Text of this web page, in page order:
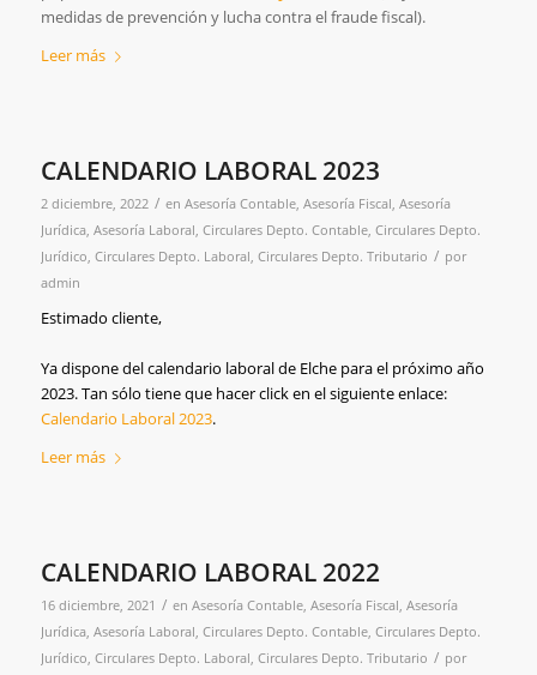
medidas de prevención y lucha contra el fraude fiscal).
Leer más
CALENDARIO LABORAL 2023
2 diciembre, 2022 / en Asesoría Contable, Asesoría Fiscal, Asesoría
Jurídica, Asesoría Laboral, Circulares Depto. Contable, Circulares Depto.
Jurídico, Circulares Depto. Laboral, Circulares Depto. Tributario / por
admin
Estimado cliente,
Ya dispone del calendario laboral de Elche para el próximo año
2023. Tan sólo tiene que hacer click en el siguiente enlace:
Calendario Laboral 2023.
Leer más
CALENDARIO LABORAL 2022
16 diciembre, 2021 / en Asesoría Contable, Asesoría Fiscal, Asesoría
Jurídica, Asesoría Laboral, Circulares Depto. Contable, Circulares Depto.
Jurídico, Circulares Depto. Laboral, Circulares Depto. Tributario / por